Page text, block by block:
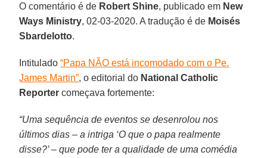
O comentário é de Robert Shine, publicado em New
Ways Ministry, 02-03-2020. A tradução é de Moisés
Sbardelotto.
Intitulado“Papa NÃO está incomodado com o Pe.
James Martin”, o editorial do National Catholic
Reporter começava fortemente:
“Uma sequência de eventos se desenrolou nos
últimos dias – a intriga ‘O que o papa realmente
disse?’ – que pode ter a qualidade de uma comédia